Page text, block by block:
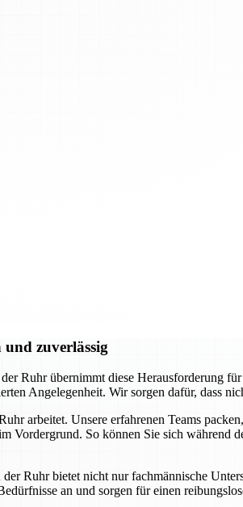
zuverlässig
Ruhr übernimmt diese Herausforderung
Angelegenheit. Wir sorgen dafür, dass
arbeitet. Unsere erfahrenen Teams
So können Sie sich während
Ruhr bietet nicht nur fachmännische
an und sorgen für einen